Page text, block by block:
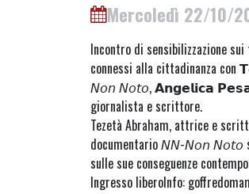
Mercoledì 22/10/
Incontro di sensibilizzazione
connessi alla cittadinanza
𝘕𝘰𝘯 𝘕𝘰𝘵𝘰, 𝗔𝗻𝗴𝗲𝗹𝗶𝗰𝗮
giornalista e scrittore.
Tezetà Abraham, attrice e
documentario 𝘕𝘕-𝘕𝘰𝘯 𝘕𝘰𝘵𝘰
sulle sue conseguenze
Ingresso liberoInfo: